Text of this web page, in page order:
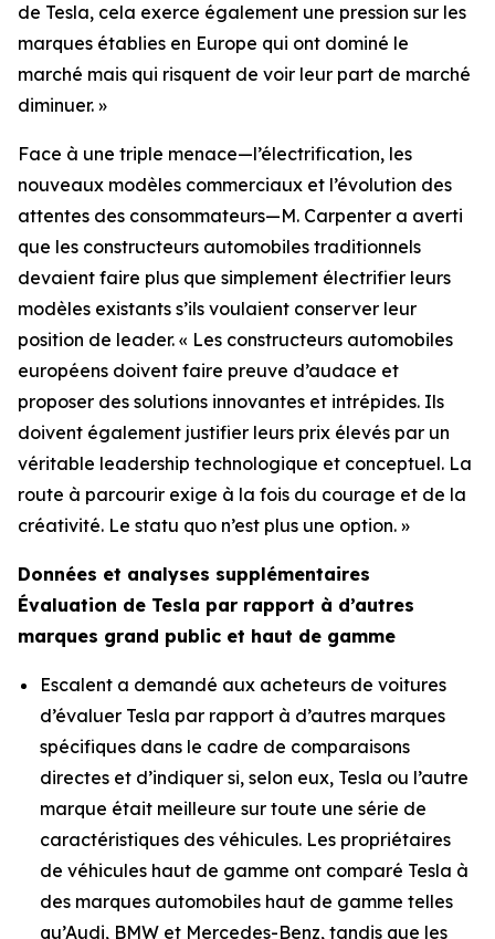
de Tesla, cela exerce également une pression sur les
marques établies en Europe qui ont dominé le
marché mais qui risquent de voir leur part de marché
diminuer. »
Face à une triple menace—l’électrification, les
nouveaux modèles commerciaux et l’évolution des
attentes des consommateurs—M. Carpenter a averti
que les constructeurs automobiles traditionnels
devaient faire plus que simplement électrifier leurs
modèles existants s’ils voulaient conserver leur
position de leader. « Les constructeurs automobiles
européens doivent faire preuve d’audace et
proposer des solutions innovantes et intrépides. Ils
doivent également justifier leurs prix élevés par un
véritable leadership technologique et conceptuel. La
route à parcourir exige à la fois du courage et de la
créativité. Le statu quo n’est plus une option. »
Données et analyses supplémentaires
Évaluation de Tesla par rapport à d’autres
marques grand public et haut de gamme
Escalent a demandé aux acheteurs de voitures
d’évaluer Tesla par rapport à d’autres marques
spécifiques dans le cadre de comparaisons
directes et d’indiquer si, selon eux, Tesla ou l’autre
marque était meilleure sur toute une série de
caractéristiques des véhicules. Les propriétaires
de véhicules haut de gamme ont comparé Tesla à
des marques automobiles haut de gamme telles
qu’Audi, BMW et Mercedes-Benz, tandis que les